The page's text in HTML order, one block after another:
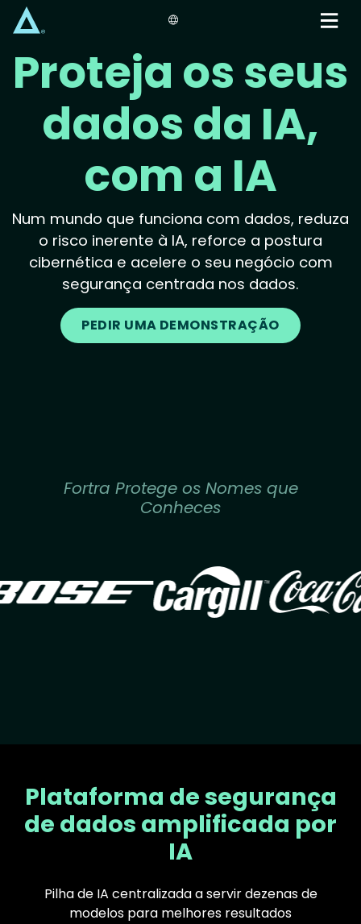
content
Proteja os seus
dados da IA,
com a IA
Num mundo que funciona com dados, reduza
o risco inerente à IA, reforce a postura
cibernética e acelere o seu negócio com
segurança centrada nos dados.
PEDIR UMA DEMONSTRAÇÃO
Fortra Protege os Nomes que
Conheces
Image
Plataforma de segurança
de dados amplificada por
IA
Pilha de IA centralizada a servir dezenas de
modelos para melhores resultados